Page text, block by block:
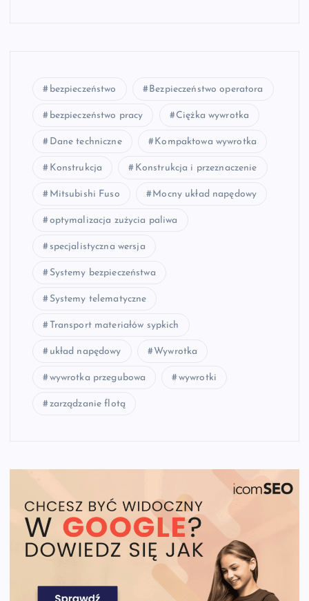
bezpieczeństwo Bezpieczeństwo operatora
bezpieczeństwo pracy Ciężka wywrotka
Dane techniczne Kompaktowa wywrotka
Konstrukcja Konstrukcja i przeznaczenie
Mitsubishi Fuso Mocny układ napędowy
optymalizacja zużycia paliwa
specjalistyczna wersja
Systemy bezpieczeństwa
Systemy telematyczne
Transport materiałów sypkich
układ napędowy Wywrotka
wywrotka przegubowa wywrotki
zarządzanie flotą